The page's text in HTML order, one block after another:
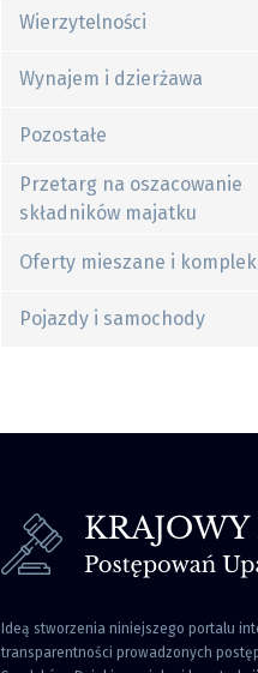
Wierzytelności
Wynajem i dzierżawa
Pozostałe
Przetarg na oszacowanie
składników majatku
Oferty mieszane i
Pojazdy i samochody
Ideą stworzenia niniejszego portalu
transparentności prowadzonych